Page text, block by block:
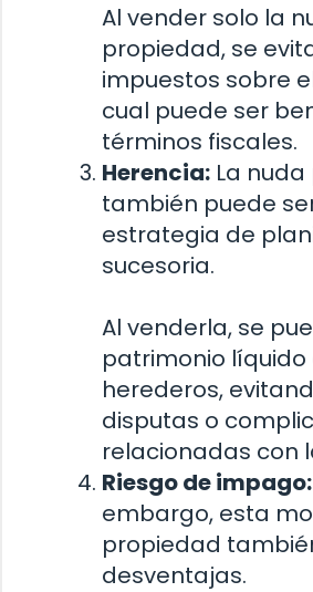
Al vender solo la
propiedad, se
impuestos sobre
cual puede ser
términos fiscales.
Herencia: La
también puede
estrategia de
sucesoria.
Al venderla, se
patrimonio líquido
herederos,
disputas o
relacionadas con
Riesgo de impago:
embargo, esta
propiedad
desventajas.